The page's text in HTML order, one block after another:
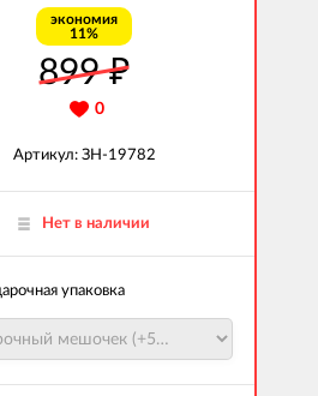
экономия
11%
899₽
0
Артикул: ЗН-19782
Нет в наличии
упаковка